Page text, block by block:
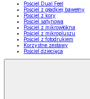
Pościel Dual Feel
Pościel z gładkiej bawełny
Pościel z kory
Pościel satynowa
Pościel z mikrowłókna
Pościel z mikropluszu
Pościel z fotodrukiem
Korzystne zestawy
Pościel dziecięca